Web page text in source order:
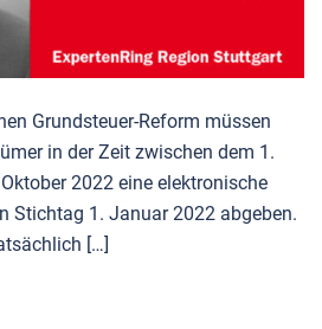
Grundsteuer-Reform müssen
in der Zeit zwischen dem 1.
2022 eine elektronische
Stichtag 1. Januar 2022 abgeben.
[…]